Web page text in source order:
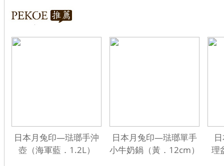
日本月兔印—琺瑯手沖
壺（海軍藍．1.2L）
日本月兔印—琺瑯單手
小牛奶鍋（黃．12cm）
理